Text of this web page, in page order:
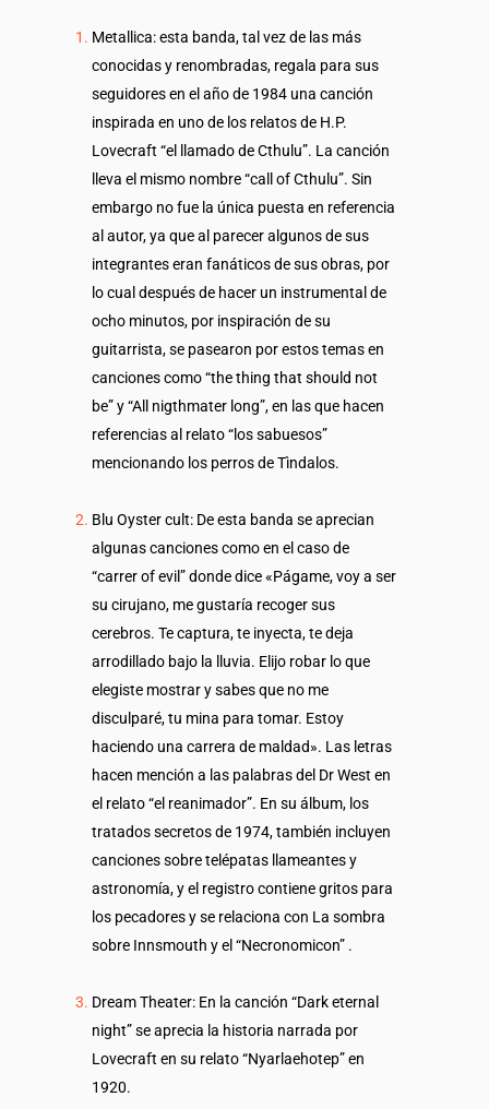
Metallica: esta banda, tal vez de las más
conocidas y renombradas, regala para sus
seguidores en el año de 1984 una canción
inspirada en uno de los relatos de H.P.
Lovecraft “el llamado de Cthulu”. La canción
lleva el mismo nombre “call of Cthulu”. Sin
embargo no fue la única puesta en referencia
al autor, ya que al parecer algunos de sus
integrantes eran fanáticos de sus obras, por
lo cual después de hacer un instrumental de
ocho minutos, por inspiración de su
guitarrista, se pasearon por estos temas en
canciones como “the thing that should not
be” y “All nigthmater long”, en las que hacen
referencias al relato “los sabuesos”
mencionando los perros de Tìndalos.
Blu Oyster cult: De esta banda se aprecian
algunas canciones como en el caso de
“carrer of evil” donde dice «Págame, voy a ser
su cirujano, me gustaría recoger sus
cerebros. Te captura, te inyecta, te deja
arrodillado bajo la lluvia. Elijo robar lo que
elegiste mostrar y sabes que no me
disculparé, tu mina para tomar. Estoy
haciendo una carrera de maldad». Las letras
hacen mención a las palabras del Dr West en
el relato “el reanimador”. En su álbum, los
tratados secretos de 1974, también incluyen
canciones sobre telépatas llameantes y
astronomía, y el registro contiene gritos para
los pecadores y se relaciona con La sombra
sobre Innsmouth y el “Necronomicon” .
Dream Theater: En la canción “Dark eternal
night” se aprecia la historia narrada por
Lovecraft en su relato “Nyarlaehotep” en
1920.